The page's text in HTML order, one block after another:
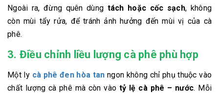
Ngoài ra, đừng quên dùng tách hoặc cốc sạch, không
còn mùi tẩy rửa, để tránh ảnh hưởng đến mùi vị của cà
phê.
3. Điều chỉnh liều lượng cà phê phù hợp
Một lycà phê đen hòa tan ngon không chỉ phụ thuộc vào
chất lượng cà phê mà còn vào tỷ lệ cà phê – nước. Mỗi